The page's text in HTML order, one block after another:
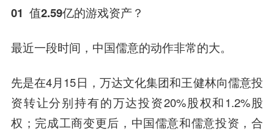
01 值2.59亿的游戏资产？
最近一段时间，中国儒意的动作非常的大。
先是在4月15日，万达文化集团和王健林向儒意投
资转让分别持有的万达投资20%股权和1.2%股
权；完成工商变更后，中国儒意和儒意投资，合